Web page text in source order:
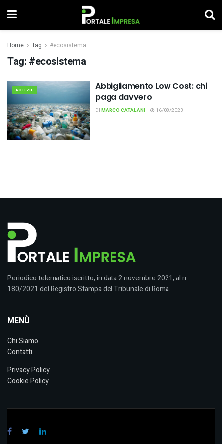
Home Tag #ecosistema
Tag: #ecosistema
NOTIZIE
Abbigliamento Low Cost: chi
paga davvero
DI MARCO CATALANI 16/08/2023
Periodico telematico iscritto, in data 2 novembre 2021, al n.
180/2021 del Registro Stampa del Tribunale di Roma.
MENÙ
Chi Siamo
Contatti
Privacy Policy
Cookie Policy